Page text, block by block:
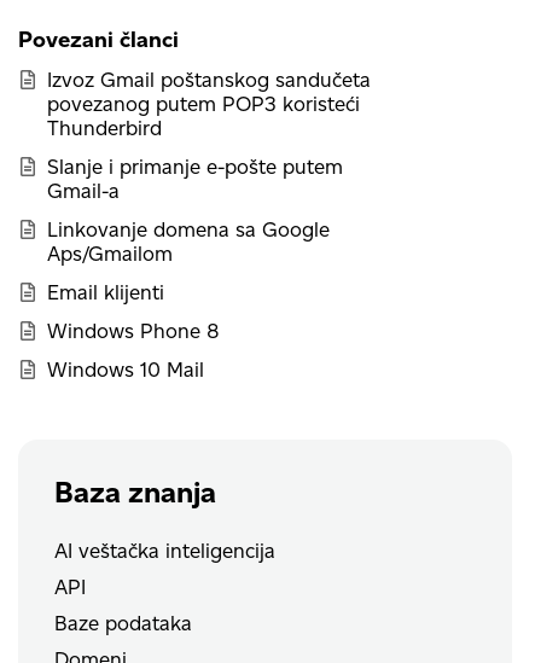
Povezani članci
Izvoz Gmail poštanskog sandučeta
povezanog putem POP3 koristeći
Thunderbird
Slanje i primanje e-pošte putem
Gmail-a
Linkovanje domena sa Google
Aps/Gmailom
Email klijenti
Windows Phone 8
Windows 10 Mail
Baza znanja
AI veštačka inteligencija
API
Baze podataka